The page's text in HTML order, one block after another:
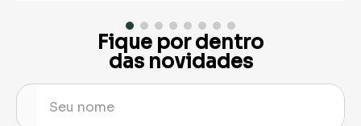
Fique por dentro
das novidades